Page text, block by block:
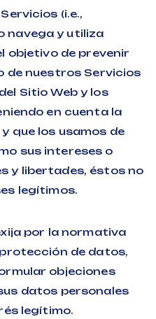
(i.e.,
navega y utiliza
objetivo de prevenir
de nuestros Servicios
Sitio Web y los
en cuenta la
que los usamos de
sus intereses o
y libertades, éstos no
legítimos.
por la normativa
de datos,
objeciones
datos personales
legítimo.